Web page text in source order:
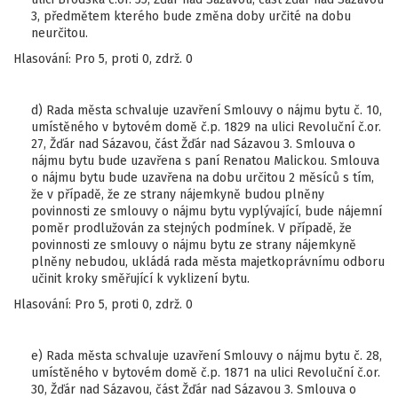
3, předmětem kterého bude změna doby určité na dobu
neurčitou.
Hlasování: Pro 5, proti 0, zdrž. 0
d) Rada města schvaluje uzavření Smlouvy o nájmu bytu č. 10,
umístěného v bytovém domě č.p. 1829 na ulici Revoluční č.or.
27, Žďár nad Sázavou, část Žďár nad Sázavou 3. Smlouva o
nájmu bytu bude uzavřena s paní Renatou Malickou. Smlouva
o nájmu bytu bude uzavřena na dobu určitou 2 měsíců s tím,
že v případě, že ze strany nájemkyně budou plněny
povinnosti ze smlouvy o nájmu bytu vyplývající, bude nájemní
poměr prodlužován za stejných podmínek. V případě, že
povinnosti ze smlouvy o nájmu bytu ze strany nájemkyně
plněny nebudou, ukládá rada města majetkoprávnímu odboru
učinit kroky směřující k vyklizení bytu.
Hlasování: Pro 5, proti 0, zdrž. 0
e) Rada města schvaluje uzavření Smlouvy o nájmu bytu č. 28,
umístěného v bytovém domě č.p. 1871 na ulici Revoluční č.or.
30, Žďár nad Sázavou, část Žďár nad Sázavou 3. Smlouva o